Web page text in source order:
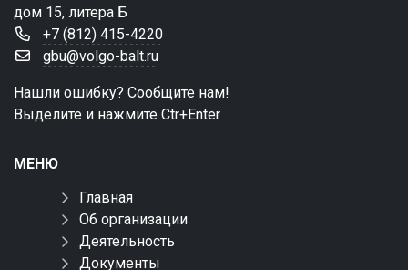
дом 15, литера Б
+7 (812) 415-4220
gbu@volgo-balt.ru
Нашли ошибку? Сообщите нам!
Выделите и нажмите Ctr+Enter
МЕНЮ
Главная
Об организации
Деятельность
Документы